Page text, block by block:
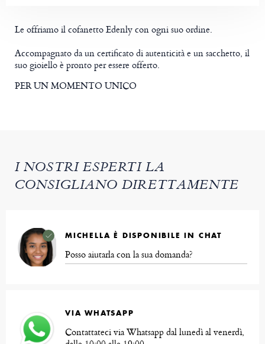
Le offriamo il cofanetto Edenly con ogni suo ordine.
Accompagnato da un certificato di autenticità e un sacchetto, il
suo gioiello è pronto per essere offerto.
PER UN MOMENTO UNICO
I NOSTRI ESPERTI LA
CONSIGLIANO DIRETTAMENTE
MICHELLA È DISPONIBILE IN CHAT
Posso aiutarla con la sua domanda?
VIA WHATSAPP
Contattateci via Whatsapp dal lunedì al venerdì,